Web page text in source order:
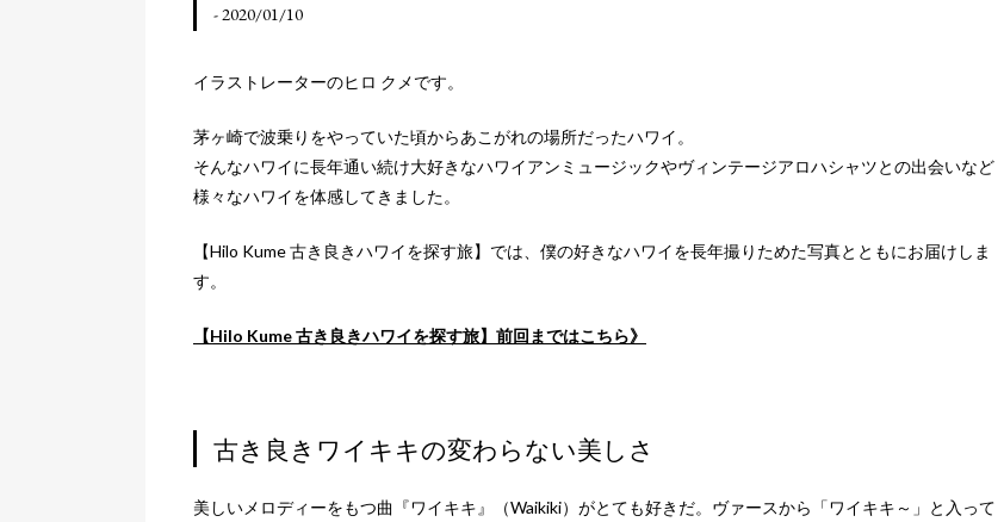
- 2020/01/10
イラストレーターのヒロ クメです。
茅ヶ崎で波乗りをやっていた頃からあこがれの場所だったハワイ。
そんなハワイに長年通い続け大好きなハワイアンミュージックやヴィンテージアロハシャツとの出会いなど
様々なハワイを体感してきました。
【Hilo Kume 古き良きハワイを探す旅】では、僕の好きなハワイを長年撮りためた写真とともにお届けしま
す。
【Hilo Kume 古き良きハワイを探す旅】前回まではこちら》
古き良きワイキキの変わらない美しさ
美しいメロディーをもつ曲『ワイキキ』（Waikiki）がとても好きだ。ヴァースから「ワイキキ～」と入って